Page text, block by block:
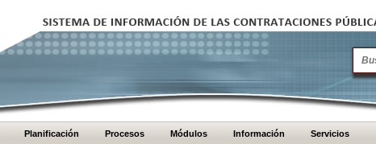
Planificación Procesos Módulos Información Servicios